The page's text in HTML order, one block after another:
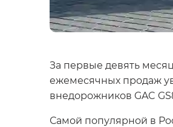
За первые девять
ежемесячных продаж
внедорожников GAC
Самой популярной в